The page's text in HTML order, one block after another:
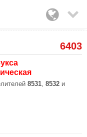

6403
8531, 8532 и